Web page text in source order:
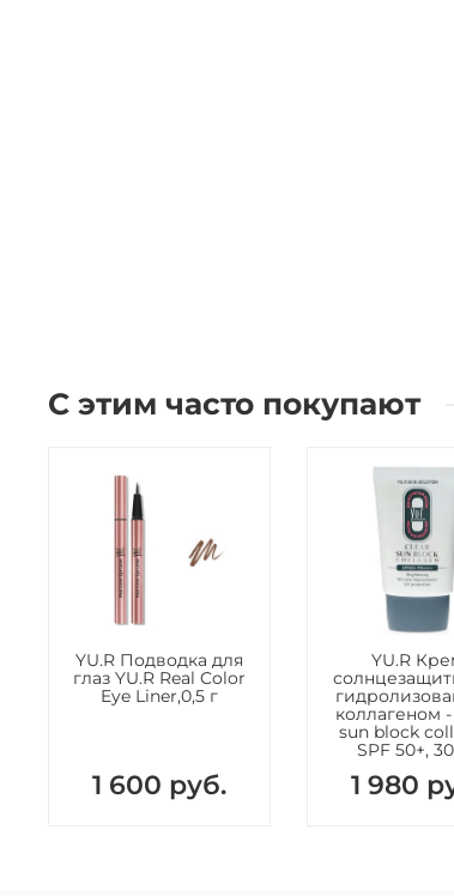
С этим часто покупают
YU.R Подводка для
глаз YU.R Real Color
Eye Liner,0,5 г
1 600 руб.
YU.R
коллагеном -
sun block
SPF 50+,
1 980